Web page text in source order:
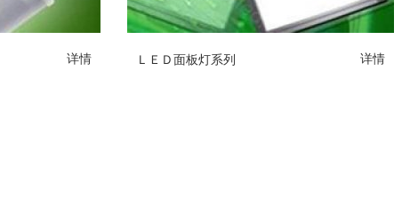
ＬＥＤ面板灯系列